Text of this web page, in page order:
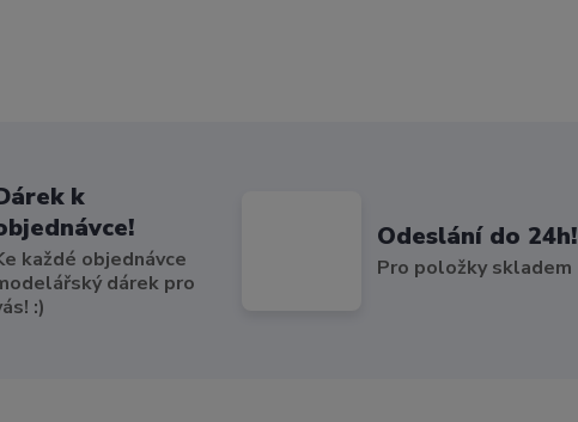
k
každé objednávce
dárek pro
:)
Odeslání do 24h!
Pro položky skladem